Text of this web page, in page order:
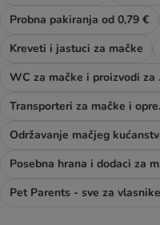
Probna pakiranja od 0,79 €
Kreveti i jastuci za mačke
Održavanje mačjeg
Pet Parents - sve za vlasnike